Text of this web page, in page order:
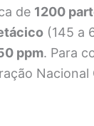
de 1200
(145 a
ppm. Para